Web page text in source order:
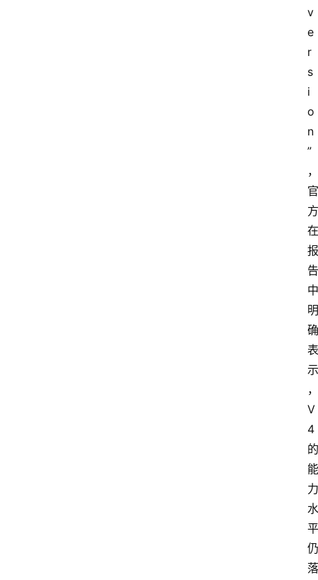
v
e
r
s
i
o
n
”
，
官
方
在
报
告
中
明
确
表
示
，
V
4
的
能
力
水
平
仍
落